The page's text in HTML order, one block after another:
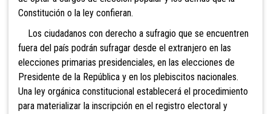
Constitución o la ley confieran.
Los ciudadanos con derecho a sufragio que se encuentren
fuera del país podrán sufragar desde el extranjero en las
elecciones primarias presidenciales, en las elecciones de
Presidente de la República y en los plebiscitos nacionales.
Una ley orgánica constitucional establecerá el procedimiento
para materializar la inscripción en el registro electoral y